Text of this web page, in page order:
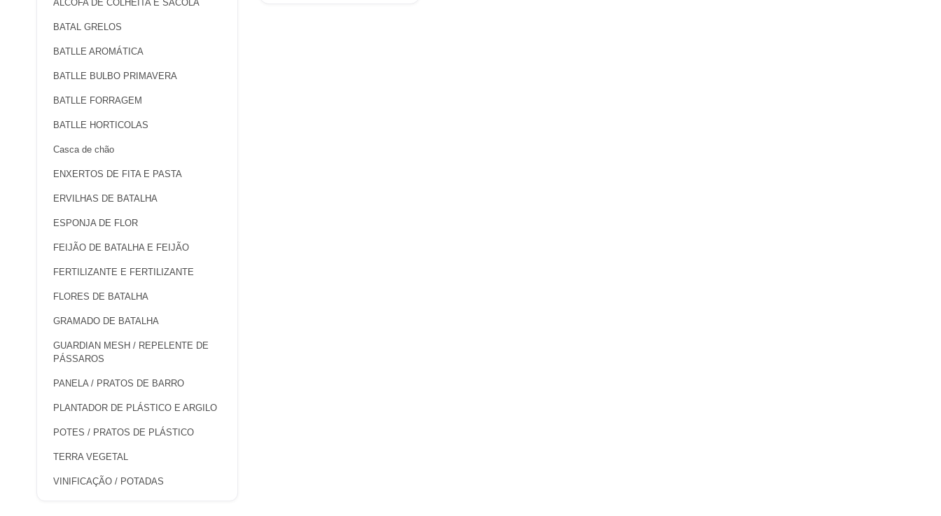
ALCOFA DE COLHEITA E SACOLA
BATAL GRELOS
BATLLE AROMÁTICA
BATLLE BULBO PRIMAVERA
BATLLE FORRAGEM
BATLLE HORTICOLAS
Casca de chão
ENXERTOS DE FITA E PASTA
ERVILHAS DE BATALHA
ESPONJA DE FLOR
FEIJÃO DE BATALHA E FEIJÃO
FERTILIZANTE E FERTILIZANTE
FLORES DE BATALHA
GRAMADO DE BATALHA
GUARDIAN MESH / REPELENTE DE
PÁSSAROS
PANELA / PRATOS DE BARRO
PLANTADOR DE PLÁSTICO E ARGILO
POTES / PRATOS DE PLÁSTICO
TERRA VEGETAL
VINIFICAÇÃO / POTADAS